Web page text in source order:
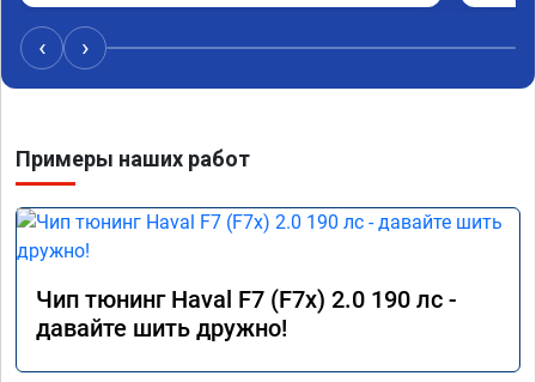
‹ ›
Примеры наших работ
Чип тюнинг Haval F7 (F7x) 2.0 190 лс -
давайте шить дружно!